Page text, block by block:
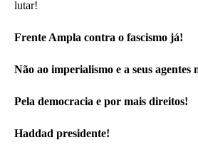
lutar!
Frente Ampla contra o fascismo já!
Não ao imperialismo e a seus agentes
Pela democracia e por mais direitos!
Haddad presidente!